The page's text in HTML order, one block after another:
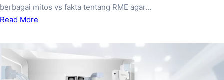
berbagai mitos vs fakta tentang RME agar…
Read More